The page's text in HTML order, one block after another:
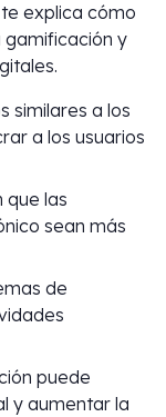
explica cómo
gamificación y
similares a los
a los usuarios
que las
sean más
de
puede
y aumentar la